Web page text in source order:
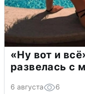
«Ну вот и
развелась с
6 августа 6